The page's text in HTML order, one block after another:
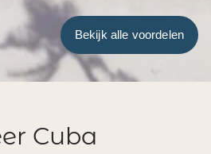
Bekijk alle voordelen
Cuba